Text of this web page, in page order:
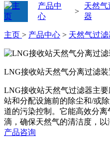
产品中
心
>
天然气
器
主页 > 产品中心 > 天然气过滤
‌LNG接收站天然气分离过滤装
‌LNG接收站天然气过滤器主
站和分配设施前的除尘和/或
道的污染控制。它能高效分
滴，确保天然气的清洁度，以
产品咨询